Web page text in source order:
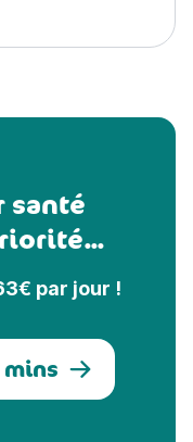
santé
par jour !